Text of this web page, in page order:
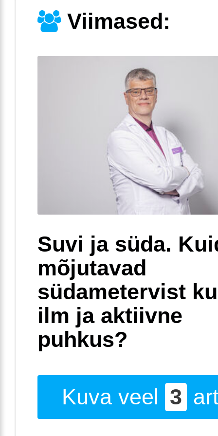
Viimased:
Suvi ja süda.
mõjutavad
südametervist
ilm ja aktiivne
puhkus?
Kuva veel 3